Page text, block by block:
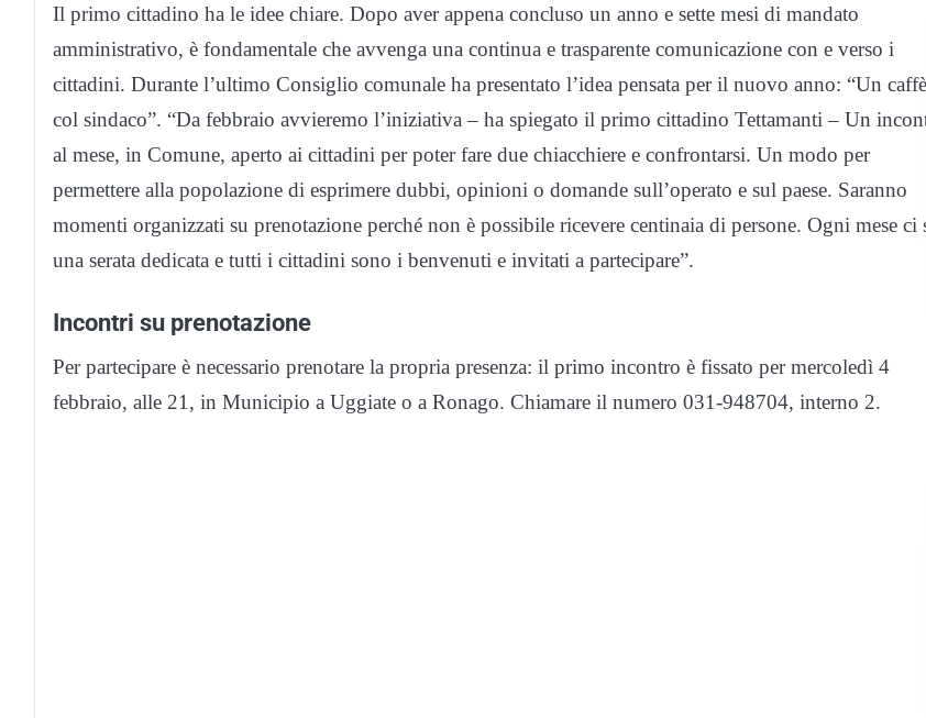
Il primo cittadino ha le idee chiare. Dopo aver appena concluso un anno e sette mesi di mandato
amministrativo, è fondamentale che avvenga una continua e trasparente comunicazione con e verso i
cittadini. Durante l’ultimo Consiglio comunale ha presentato l’idea pensata per il nuovo anno: “Un caffè
col sindaco”. “Da febbraio avvieremo l’iniziativa – ha spiegato il primo cittadino Tettamanti – Un
al mese, in Comune, aperto ai cittadini per poter fare due chiacchiere e confrontarsi. Un modo per
permettere alla popolazione di esprimere dubbi, opinioni o domande sull’operato e sul paese. Saranno
momenti organizzati su prenotazione perché non è possibile ricevere centinaia di persone. Ogni mese ci
una serata dedicata e tutti i cittadini sono i benvenuti e invitati a partecipare”.
Incontri su prenotazione
Per partecipare è necessario prenotare la propria presenza: il primo incontro è fissato per mercoledì 4
febbraio, alle 21, in Municipio a Uggiate o a Ronago. Chiamare il numero 031-948704, interno 2.